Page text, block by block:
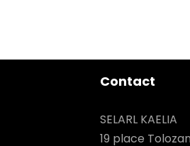
Contact
SELARL KAELIA
19 place Tolozan